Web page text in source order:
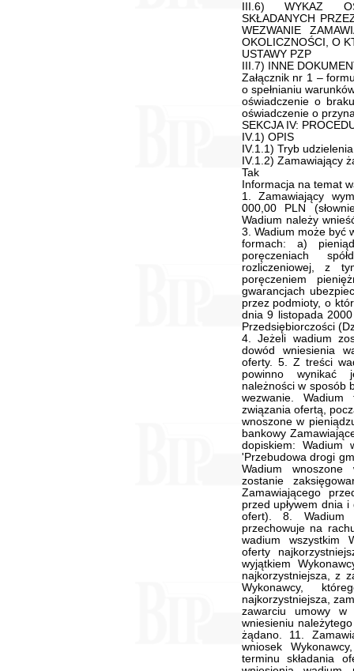
III.6) WYKAZ
SKŁADANYCH
WEZWANIE
OKOLICZNOŚCI, O
USTAWY PZP
III.7) INNE
Załącznik nr 1 –
o spełnianiu
oświadczenie o
oświadczenie o
SEKCJA IV:
IV.1) OPIS
IV.1.1) Tryb
IV.1.2) Zamawiający
Tak
Informacja na temat
1. Zamawiający
000,00 PLN
Wadium należy
3. Wadium może być
formach: a)
poręczeniach
rozliczeniowej, z
poręczeniem
gwarancjach
przez podmioty, o
dnia 9 listopada
Przedsiębiorczości
4. Jeżeli wadium
dowód wniesienia
oferty. 5. Z treści
powinno wynikać
należności w sposób
wezwanie.
związania ofertą,
wnoszone w
bankowy
dopiskiem:
'Przebudowa drogi
Wadium
zostanie
Zamawiającego
przed upływem dnia
ofert). 8. Wadium
przechowuje na
wadium wszystkim
oferty
wyjątkiem
najkorzystniejsza, z
Wykonawcy,
najkorzystniejsza,
zawarciu umowy w
wniesieniu
żądano. 11.
wniosek
terminu składania